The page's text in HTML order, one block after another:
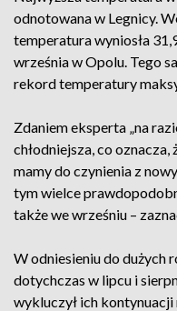
odnotowana w Legnicy.
temperatura wyniosła
września w Opolu. Tego
rekord temperatury
Zdaniem eksperta „na
chłodniejsza, co
mamy do czynienia z
tym wielce
także we wrześniu –
W odniesieniu do dużych
dotychczas w lipcu i
wykluczył ich